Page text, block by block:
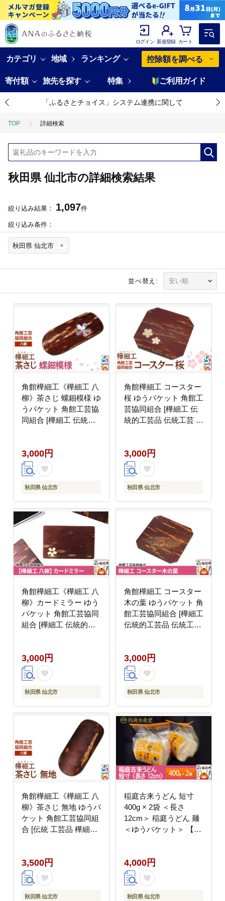
ログイン 新規登録 カート
カテゴリ 地域 ランキング 控除額を調べる
寄付額 旅先を探す 特集 ご利用ガイド
「ふるさとチョイス」システム連携に関して
TOP 詳細検索
秋田県 仙北市の詳細検索結果
絞り込み結果： 1,097件
絞り込み条件：
秋田県 仙北市
並べ替え:
角館樺細工《樺細工 八
柳》茶さじ 螺鈿模様 ゆ
うパケット 角館工芸協
同組合 [樺細工 伝統的
3,000円
秋田県 仙北市
角館樺細工 コースター
桜 ゆうパケット 角館工
芸協同組合 [樺細工 伝
統的工芸品 伝統工芸 手
3,000円
秋田県 仙北市
角館樺細工《樺細工 八
柳》カードミラー ゆう
パケット 角館工芸協同
組合 [樺細工 伝統的工
3,000円
秋田県 仙北市
角館樺細工 コースター
木の葉 ゆうパケット 角
館工芸協同組合 [樺細工
伝統的工芸品 伝統工芸
3,000円
秋田県 仙北市
角館樺細工《樺細工 八
柳》茶さじ 無地 ゆうパ
ケット 角館工芸協同組
合 [伝統 工芸品 樺細工
食器]
3,500円
秋田県 仙北市
稲庭古来うどん 短寸
400g × 2袋 ＜長さ
12cm＞ 稲庭うどん 麺
＜ゆうパケット＞ 【伝
4,000円
秋田県 仙北市